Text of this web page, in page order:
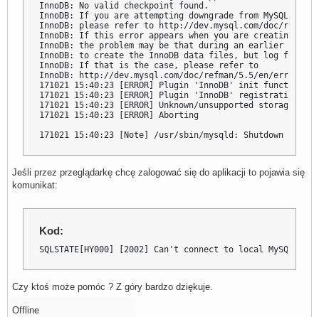
InnoDB: No valid checkpoint found.
InnoDB: If you are attempting downgrade from MySQL
InnoDB: please refer to http://dev.mysql.com/doc/refman/
InnoDB: If this error appears when you are creating an
InnoDB: the problem may be that during an earlier attempt
InnoDB: to create the InnoDB data files, but log file
InnoDB: If that is the case, please refer to
InnoDB: http://dev.mysql.com/doc/refman/5.5/en/error-
171021 15:40:23 [ERROR] Plugin 'InnoDB' init function
171021 15:40:23 [ERROR] Plugin 'InnoDB' registration as a
171021 15:40:23 [ERROR] Unknown/unsupported storage
171021 15:40:23 [ERROR] Aborting
171021 15:40:23 [Note] /usr/sbin/mysqld: Shutdown
Jeśli przez przeglądarkę chcę zalogować się do aplikacji to pojawia się
komunikat:
Kod:
SQLSTATE[HY000] [2002] Can't connect to local MySQL
Czy ktoś może pomóc ? Z góry bardzo dziękuje.
Offline